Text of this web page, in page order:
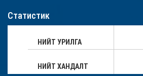
Статистик
НИЙТ УРИЛГА
НИЙТ ХАНДАЛТ